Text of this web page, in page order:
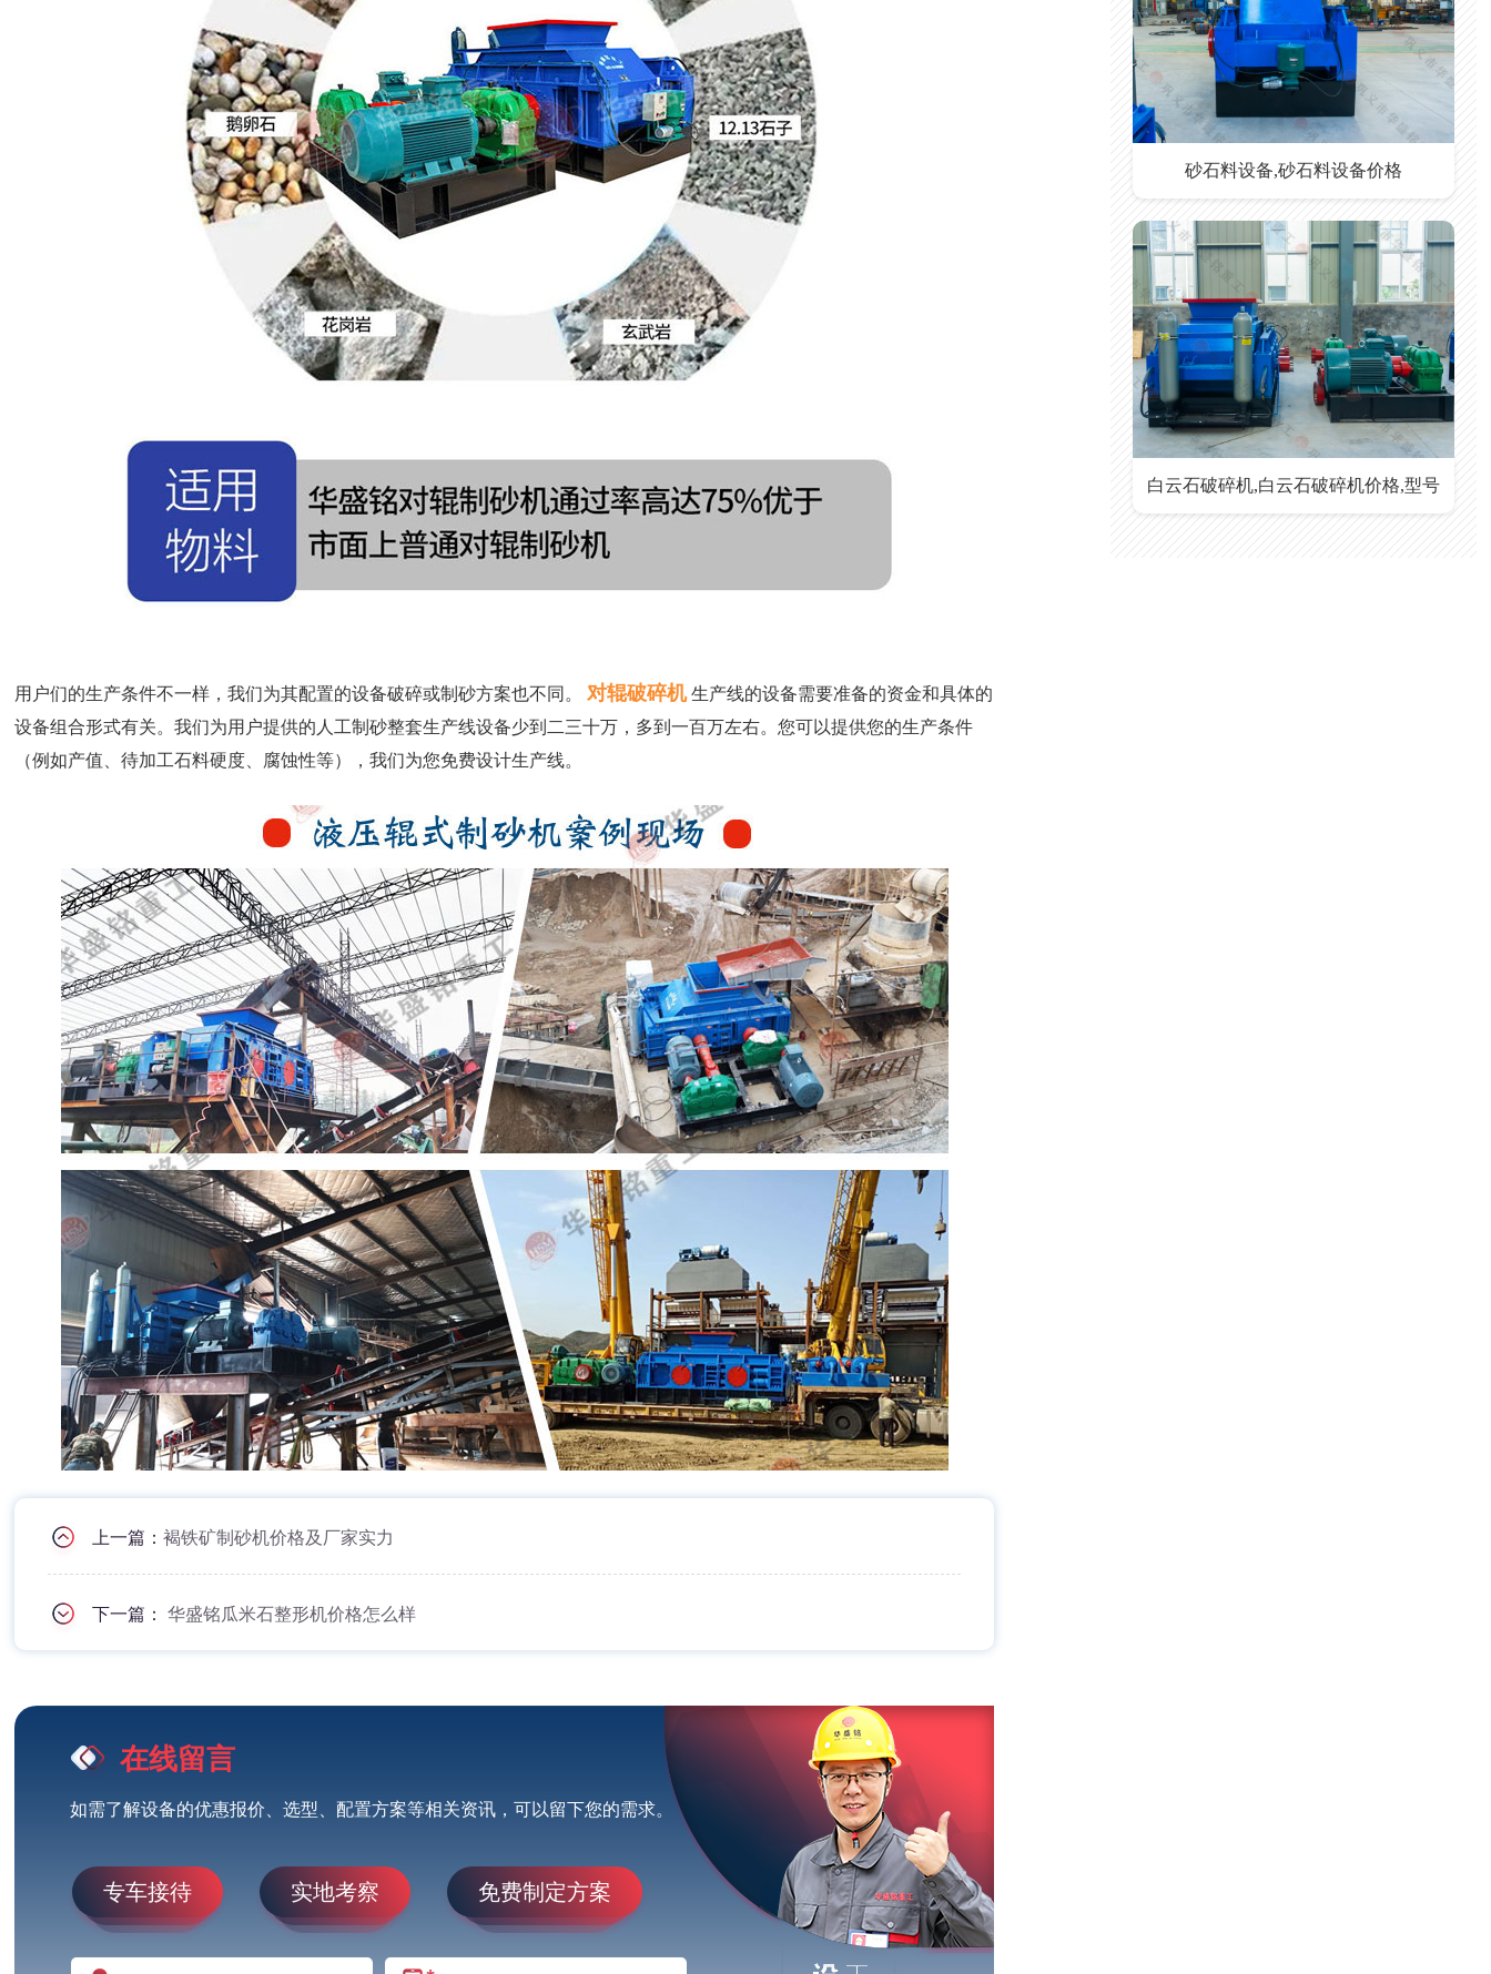
用户们的生产条件不一样，我们为其配置的设备破碎或制砂方案也不同。 对辊破碎机 生产线的设备需要准备的资金和具体的
设备组合形式有关。我们为用户提供的人工制砂整套生产线设备少到二三十万，多到一百万左右。您可以提供您的生产条件
（例如产值、待加工石料硬度、腐蚀性等），我们为您免费设计生产线。
上一篇：褐铁矿制砂机价格及厂家实力
下一篇：华盛铭瓜米石整形机价格怎么样
在线留言
如需了解设备的优惠报价、选型、配置方案等相关资讯，可以留下您的需求。
专车接待 实地考察 免费制定方案
砂石料设备,砂石料设备价格
白云石破碎机,白云石破碎机价格,型号